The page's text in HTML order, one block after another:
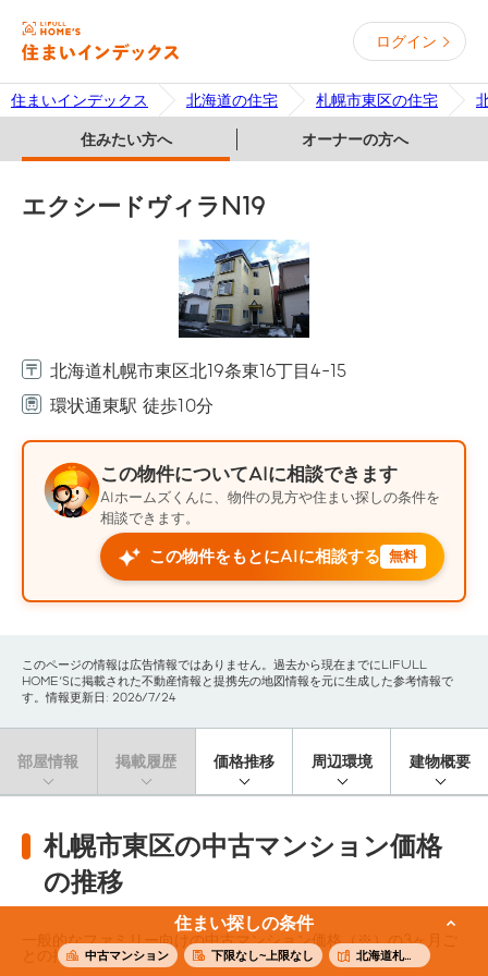
ログイン
住まいインデックス 北海道の住宅 札幌市東区の住宅
住みたい方へ オーナーの方へ
住まい探しの条件
中古マンション 下限なし~上限なし 北海道札幌市東区
エクシードヴィラN19
北海道札幌市東区北19条東16丁目4-15
環状通東駅 徒歩10分
この物件についてAIに相談できます
AIホームズくんに、物件の見方や住まい探しの条件を
相談できます。
この物件をもとにAIに相談する 無料
このページの情報は広告情報ではありません。過去から現在までにLIFULL
HOME'Sに掲載された不動産情報と提携先の地図情報を元に生成した参考情報で
す。情報更新日: 2026/7/24
部屋情報 掲載履歴 価格推移 周辺環境 建物概要
札幌市東区の中古マンション価格
の推移
一般的なファミリー向けの中古マンション価格（※）の3ヶ月ご
との推移です。